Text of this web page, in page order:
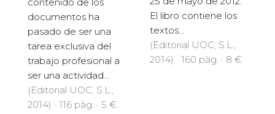
documentos ha
pasado de ser una
tarea exclusiva del
trabajo profesional a
ser una actividad...
(Editorial UOC, S.L.,
2014) · 116 pàg. · 5 €
El libro contiene los
textos...
(Editorial UOC, S.L.,
2014) · 160 pàg. · 8 €